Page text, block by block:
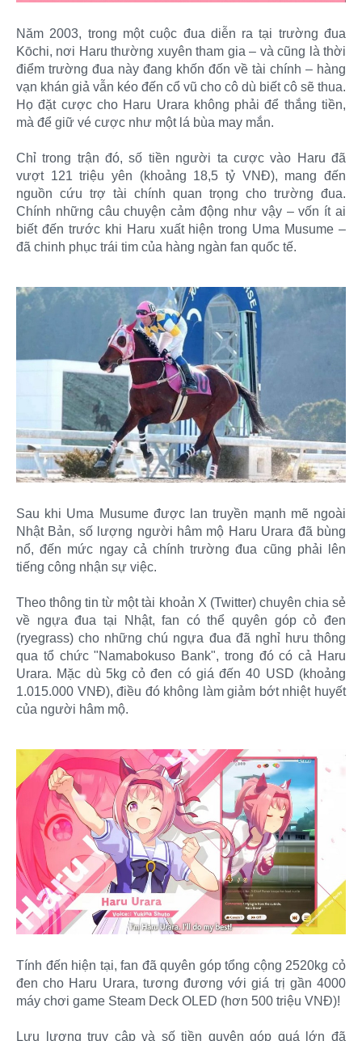
Năm 2003, trong một cuộc đua diễn ra tại trường đua
Kōchi, nơi Haru thường xuyên tham gia – và cũng là thời
điểm trường đua này đang khốn đốn về tài chính – hàng
vạn khán giả vẫn kéo đến cổ vũ cho cô dù biết cô sẽ thua.
Họ đặt cược cho Haru Urara không phải để thắng tiền,
mà để giữ vé cược như một lá bùa may mắn.
Chỉ trong trận đó, số tiền người ta cược vào Haru đã
vượt 121 triệu yên (khoảng 18,5 tỷ VNĐ), mang đến
nguồn cứu trợ tài chính quan trọng cho trường đua.
Chính những câu chuyện cảm động như vậy – vốn ít ai
biết đến trước khi Haru xuất hiện trong Uma Musume –
đã chinh phục trái tim của hàng ngàn fan quốc tế.
Sau khi Uma Musume được lan truyền mạnh mẽ ngoài
Nhật Bản, số lượng người hâm mộ Haru Urara đã bùng
nổ, đến mức ngay cả chính trường đua cũng phải lên
tiếng công nhận sự việc.
Theo thông tin từ một tài khoản X (Twitter) chuyên chia sẻ
về ngựa đua tại Nhật, fan có thể quyên góp cỏ đen
(ryegrass) cho những chú ngựa đua đã nghỉ hưu thông
qua tổ chức "Namabokuso Bank", trong đó có cả Haru
Urara. Mặc dù 5kg cỏ đen có giá đến 40 USD (khoảng
1.015.000 VNĐ), điều đó không làm giảm bớt nhiệt huyết
của người hâm mộ.
Tính đến hiện tại, fan đã quyên góp tổng cộng 2520kg cỏ
đen cho Haru Urara, tương đương với giá trị gần 4000
máy chơi game Steam Deck OLED (hơn 500 triệu VNĐ)!
Lưu lượng truy cập và số tiền quyên góp quá lớn đã